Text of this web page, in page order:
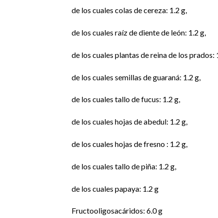
de los cuales colas de cereza: 1.2 g,
de los cuales raíz de diente de león: 1.2 g,
de los cuales plantas de reina de los prados:
de los cuales semillas de guaraná: 1.2 g,
de los cuales tallo de fucus: 1.2 g,
de los cuales hojas de abedul: 1.2 g,
de los cuales hojas de fresno : 1.2 g,
de los cuales tallo de piña: 1.2 g,
de los cuales papaya: 1.2 g
Fructooligosacáridos: 6.0 g